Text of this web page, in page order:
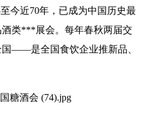
今近70年，已成为中国历史最
类***展会。每年春秋两届交
——是全国食饮企业推新品、